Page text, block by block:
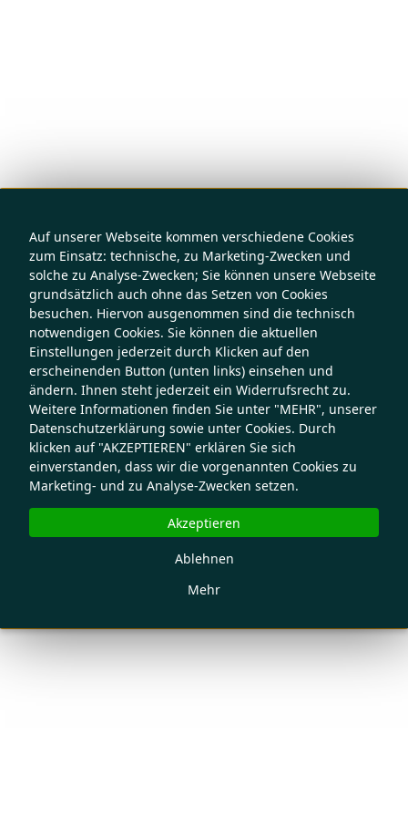
Auf unserer Webseite kommen verschiedene Cookies
zum Einsatz: technische, zu Marketing-Zwecken und
solche zu Analyse-Zwecken; Sie können unsere Webseite
grundsätzlich auch ohne das Setzen von Cookies
besuchen. Hiervon ausgenommen sind die technisch
notwendigen Cookies. Sie können die aktuellen
Einstellungen jederzeit durch Klicken auf den
erscheinenden Button (unten links) einsehen und
ändern. Ihnen steht jederzeit ein Widerrufsrecht zu.
Weitere Informationen finden Sie unter "MEHR", unserer
Datenschutzerklärung sowie unter Cookies. Durch
klicken auf "AKZEPTIEREN" erklären Sie sich
einverstanden, dass wir die vorgenannten Cookies zu
Marketing- und zu Analyse-Zwecken setzen.
Mehr
Ablehnen
Akzeptieren